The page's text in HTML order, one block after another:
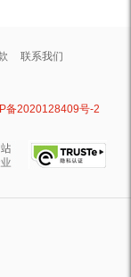
联系我们
备2020128409号-2